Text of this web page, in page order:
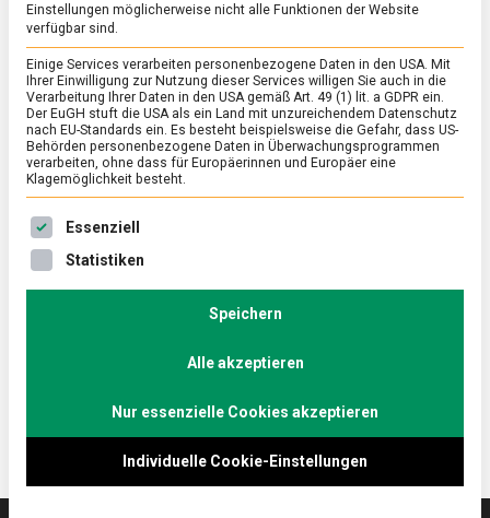
ERNÄHRUNG & GESUNDHEIT /FEATURED
Die Deutschen essen an Heiligabend
Kartoffelsalat mit Würstchen
14. Dezember 2022
an
Die Deutschen mögen es in der Advents- und
Weihnachtszeit in Sachen Essen traditionell und
klassisch: Kartoffelsalat mit Würstchen an
Einstellungen möglicherweise nicht alle Funktionen der Website
verfügbar sind.
Einige Services verarbeiten personenbezogene Daten in den USA. Mit
Ihrer Einwilligung zur Nutzung dieser Services willigen Sie auch in die
Verarbeitung Ihrer Daten in den USA gemäß Art. 49 (1) lit. a GDPR ein.
Der EuGH stuft die USA als ein Land mit unzureichendem Datenschutz
nach EU-Standards ein. Es besteht beispielsweise die Gefahr, dass US-
Behörden personenbezogene Daten in Überwachungsprogrammen
verarbeiten, ohne dass für Europäerinnen und Europäer eine
Klagemöglichkeit besteht.
Es folgt eine Liste der Service-Gruppen, für die eine
Essenziell
Statistiken
Speichern
Alle akzeptieren
Nur essenzielle Cookies akzeptieren
Individuelle Cookie-Einstellungen